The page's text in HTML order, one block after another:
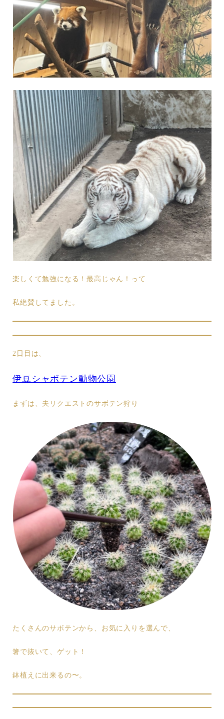
楽しくて勉強になる！最高じゃん！って
私絶賛してました。
2日目は、
伊豆シャボテン動物公園
まずは、夫リクエストのサボテン狩り
たくさんのサボテンから、お気に入りを選んで、
箸で抜いて、ゲット！
鉢植えに出来るの〜。